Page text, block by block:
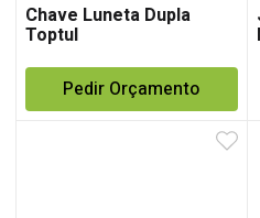
Chave Luneta Dupla
Toptul
Pedir Orçamento